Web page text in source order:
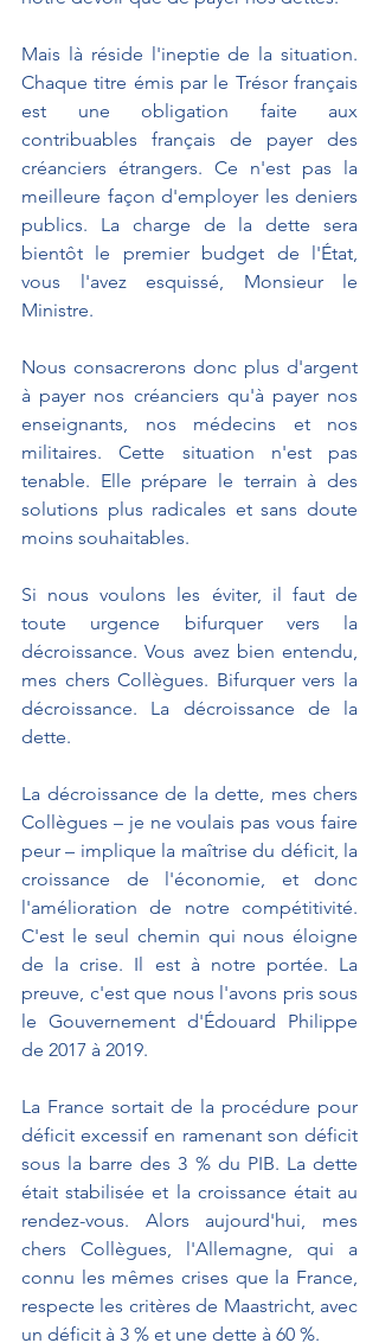
Mais là réside l'ineptie de la situation.
Chaque titre émis par le Trésor français
est une obligation faite aux
contribuables français de payer des
créanciers étrangers. Ce n'est pas la
meilleure façon d'employer les deniers
publics. La charge de la dette sera
bientôt le premier budget de l'État,
vous l'avez esquissé, Monsieur le
Ministre.
Nous consacrerons donc plus d'argent
à payer nos créanciers qu'à payer nos
enseignants, nos médecins et nos
militaires. Cette situation n'est pas
tenable. Elle prépare le terrain à des
solutions plus radicales et sans doute
moins souhaitables.
Si nous voulons les éviter, il faut de
toute urgence bifurquer vers la
décroissance. Vous avez bien entendu,
mes chers Collègues. Bifurquer vers la
décroissance. La décroissance de la
dette.
La décroissance de la dette, mes chers
Collègues – je ne voulais pas vous faire
peur – implique la maîtrise du déficit, la
croissance de l'économie, et donc
l'amélioration de notre compétitivité.
C'est le seul chemin qui nous éloigne
de la crise. Il est à notre portée. La
preuve, c'est que nous l'avons pris sous
le Gouvernement d'Édouard Philippe
de 2017 à 2019.
La France sortait de la procédure pour
déficit excessif en ramenant son déficit
sous la barre des 3 % du PIB. La dette
était stabilisée et la croissance était au
rendez-vous. Alors aujourd'hui, mes
chers Collègues, l'Allemagne, qui a
connu les mêmes crises que la France,
respecte les critères de Maastricht, avec
un déficit à 3 % et une dette à 60 %.